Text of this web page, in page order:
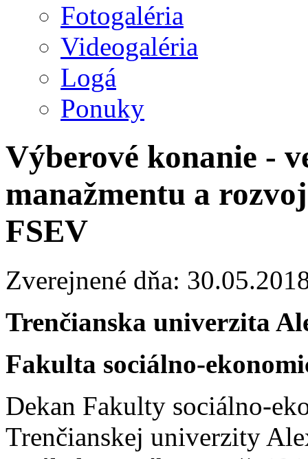
Fotogaléria
Videogaléria
Logá
Ponuky
Výberové konanie -
manažmentu a
FSEV
Zverejnené dňa:
Trenčianska univerzita
Fakulta sociálno-
Dekan Fakulty sociálno-
Trenčianskej univerzity